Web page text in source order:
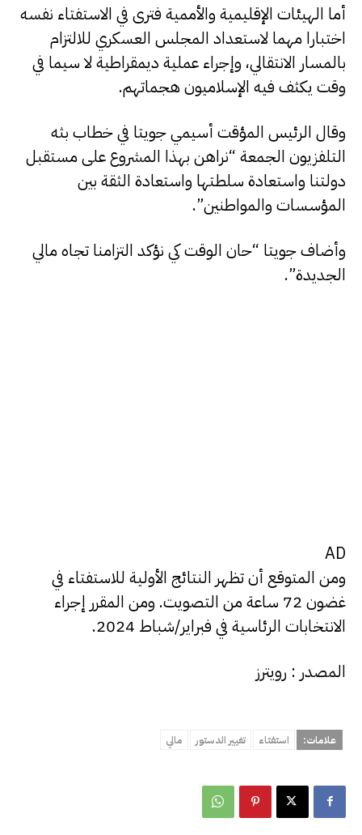
أما الهيئات الإقليمية والأممية فترى في الاستفتاء نفسه
اختبارا مهما لاستعداد المجلس العسكري للالتزام
بالمسار الانتقالي، وإجراء عملية ديمقراطية لا سيما في
وقت يكثف فيه الإسلاميون هجماتهم.
وقال الرئيس المؤقت أسيمي جويتا في خطاب بثه
التلفزيون الجمعة “نراهن بهذا المشروع على مستقبل
دولتنا واستعادة سلطتها واستعادة الثقة بين
المؤسسات والمواطنين”.
وأضاف جويتا “حان الوقت كي نؤكد التزامنا تجاه مالي
الجديدة”.
AD
ومن المتوقع أن تظهر النتائج الأولية للاستفتاء في
غضون 72 ساعة من التصويت. ومن المقرر إجراء
الانتخابات الرئاسية في فبراير/شباط 2024.
المصدر : رويترز
علامات: استفتاء تغيير الدستور مالي